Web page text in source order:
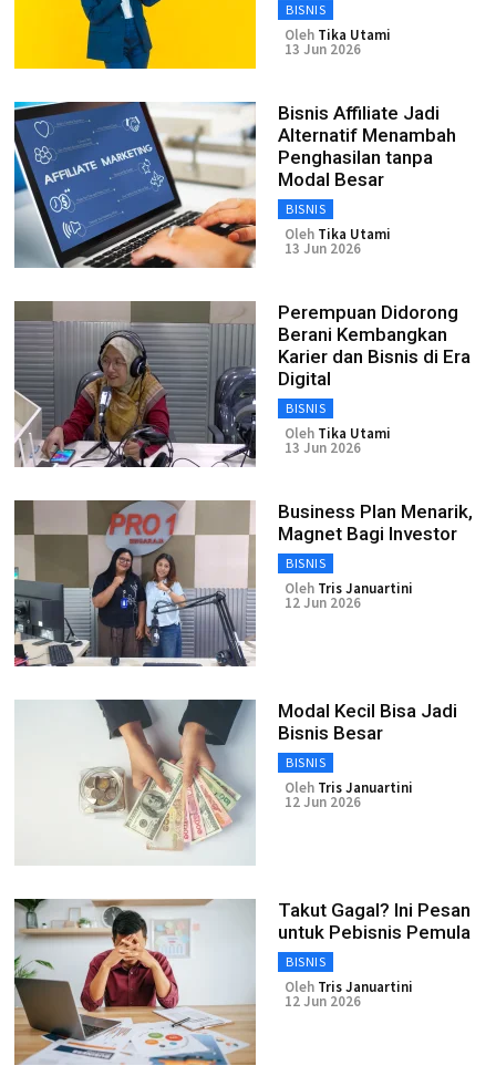
BISNIS
Oleh Tika Utami
13 Jun 2026
Bisnis Affiliate Jadi
Alternatif Menambah
Penghasilan tanpa
Modal Besar
BISNIS
Oleh Tika Utami
13 Jun 2026
Perempuan Didorong
Berani Kembangkan
Karier dan Bisnis di Era
Digital
BISNIS
Oleh Tika Utami
13 Jun 2026
Business Plan Menarik,
Magnet Bagi Investor
BISNIS
Oleh Tris Januartini
12 Jun 2026
Modal Kecil Bisa Jadi
Bisnis Besar
BISNIS
Oleh Tris Januartini
12 Jun 2026
Takut Gagal? Ini Pesan
untuk Pebisnis Pemula
BISNIS
Oleh Tris Januartini
12 Jun 2026